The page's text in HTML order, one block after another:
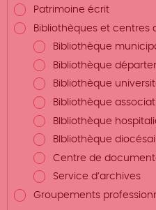
Patrimoine écrit
Bibliothèques et centres
Bibliothèque
Bibliothèque
Bibliothèque
Bibliothèque
BIbliothèque
BIbliothèque
Centre de
Service d’archives
Groupements